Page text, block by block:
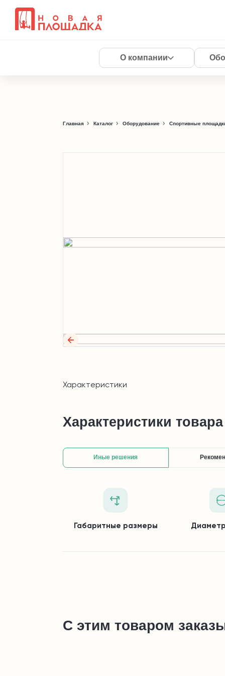
О компании
Главная Каталог Оборудование Спортивные
Характеристики
Характеристики товара
Иные решения
Габаритные размеры
С этим товаром